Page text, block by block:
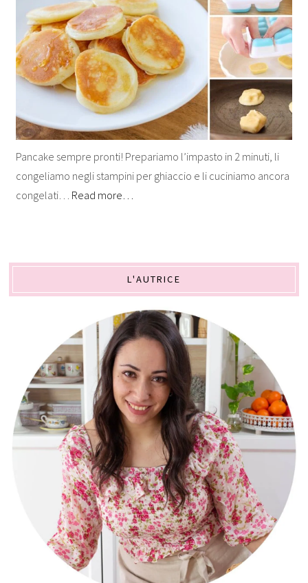
Pancake sempre pronti! Prepariamo l’impasto in 2 minuti, li
congeliamo negli stampini per ghiaccio e li cuciniamo ancora
congelati… Read more…
L'AUTRICE